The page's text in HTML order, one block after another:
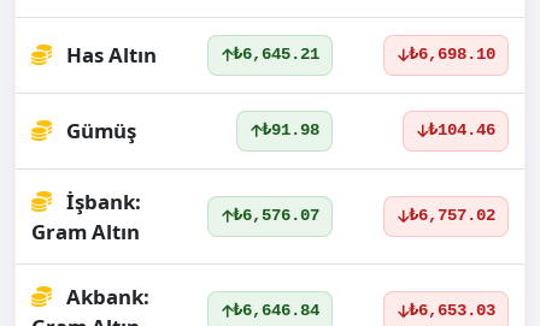
Has Altın ₺6,645.21 ₺6,698.10
Gümüş ₺91.98 ₺104.46
İşbank:
Gram Altın
₺6,576.07 ₺6,757.02
Akbank:
₺6,646.84 ₺6,653.03